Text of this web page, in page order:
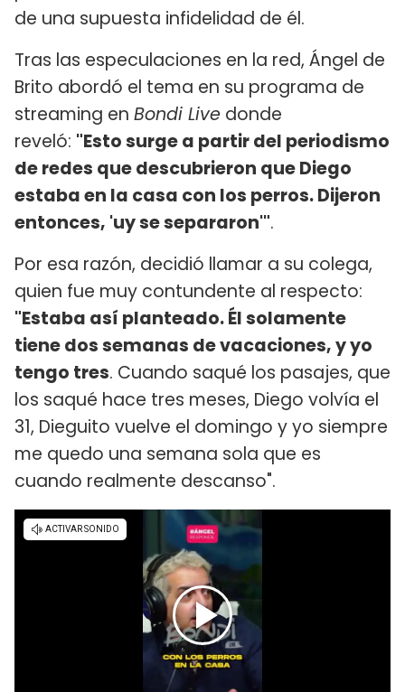
de una supuesta infidelidad de él.
Tras las especulaciones en la red, Ángel de
Brito abordó el tema en su programa de
streaming en Bondi Live donde
reveló: "Esto surge a partir del periodismo
de redes que descubrieron que Diego
estaba en la casa con los perros. Dijeron
entonces, 'uy se separaron'".
Por esa razón, decidió llamar a su colega,
quien fue muy contundente al respecto:
"Estaba así planteado. Él solamente
tiene dos semanas de vacaciones, y yo
tengo tres. Cuando saqué los pasajes, que
los saqué hace tres meses, Diego volvía el
31, Dieguito vuelve el domingo y yo siempre
me quedo una semana sola que es
cuando realmente descanso".